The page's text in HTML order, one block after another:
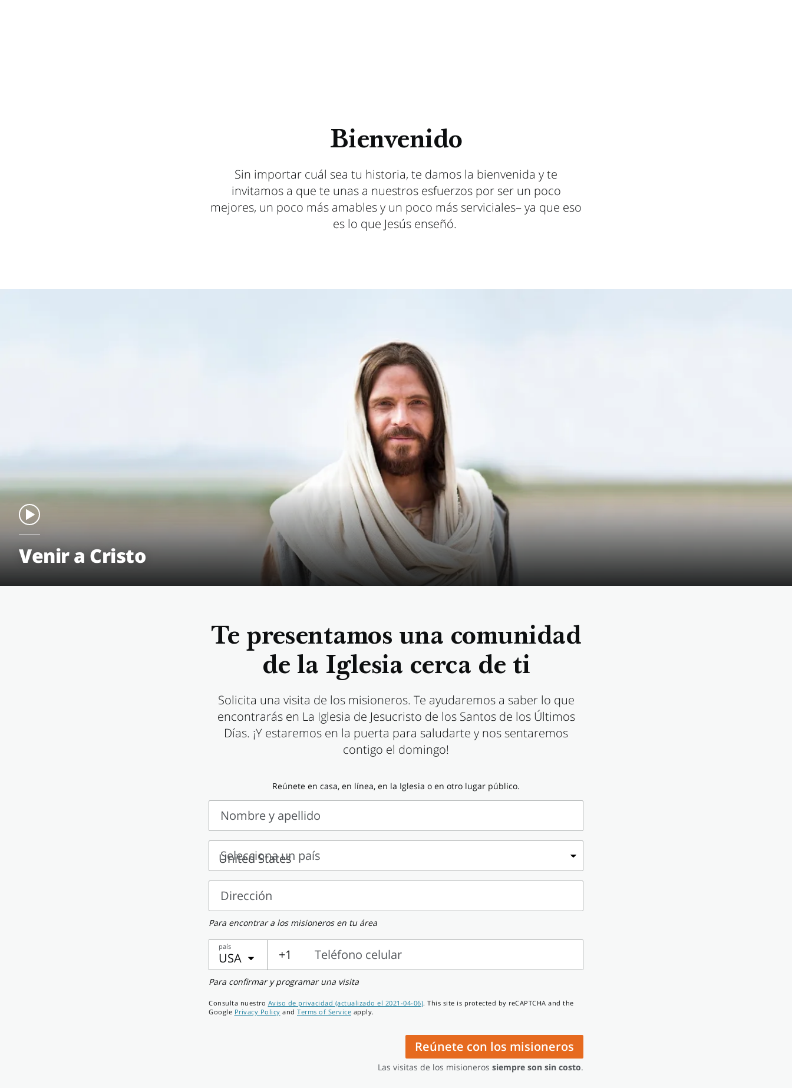
Bienvenido
Sin importar cuál sea tu historia, te damos la bienvenida y te
invitamos a que te unas a nuestros esfuerzos por ser un poco
mejores, un poco más amables y un poco más serviciales– ya que eso
es lo que Jesús enseñó.
Venir a Cristo
Te presentamos una comunidad
de la Iglesia cerca de ti
Solicita una visita de los misioneros. Te ayudaremos a saber lo que
encontrarás en La Iglesia de Jesucristo de los Santos de los Últimos
Días. ¡Y estaremos en la puerta para saludarte y nos sentaremos
contigo el domingo!
Reúnete en casa, en línea, en la Iglesia o en otro lugar público.
Nombre y apellido
Nombre
apellido
Selecciona un país
Selecciona
un
país
Dirección
Dirección
Para encontrar a los misioneros en tu área
país
USA +1
Teléfono celular
Teléfono
celular
Para confirmar y programar una visita
Consulta nuestro Aviso de privacidad (actualizado el 2021-04-06). This site is protected by reCAPTCHA and the
Google Privacy Policy and Terms of Service apply.
Las visitas de los misioneros siempre son sin costo.
Reúnete con los misioneros